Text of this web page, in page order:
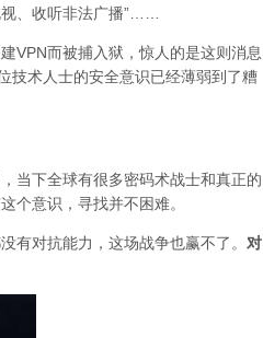
、收听非法广播”……
VPN而被捕入狱，惊人的是这则消息
技术人士的安全意识已经薄弱到了糟
当下全球有很多密码术战士和真正的
个意识，寻找并不困难。
有对抗能力，这场战争也赢不了。 对